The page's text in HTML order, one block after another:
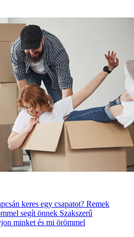
keres egy csapatot? Remek
segít önnek Szakszerű
minket és mi örömmel